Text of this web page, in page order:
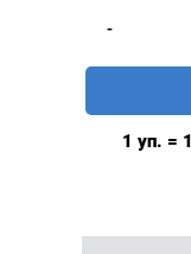
-
1 уп. =